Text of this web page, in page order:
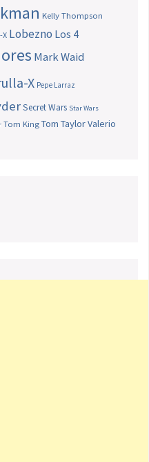
Kelly Thompson
X Lobezno Los 4
Mark Waid
X Pepe Larraz
Secret Wars Star Wars
Tom King Tom TaylorValerio